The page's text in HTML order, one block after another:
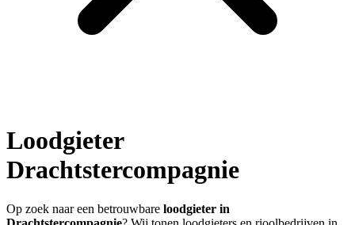
Loodgieter
Drachtstercompagnie
Op zoek naar een betrouwbare loodgieter in